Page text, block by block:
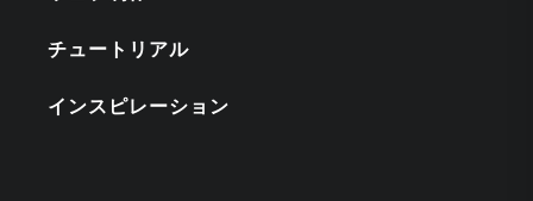
チュートリアル
インスピレーション